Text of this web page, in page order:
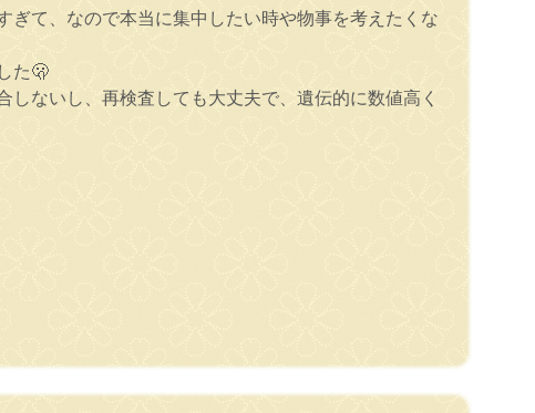
て、なので本当に集中したい時や物事を考えたくな
た🫢
ないし、再検査しても大丈夫で、遺伝的に数値高く